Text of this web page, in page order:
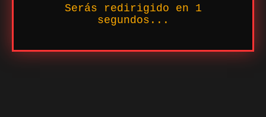
Serás redirigido en 1
segundos...